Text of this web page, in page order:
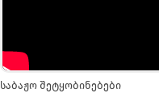
საბაჟო შეტყობინებები